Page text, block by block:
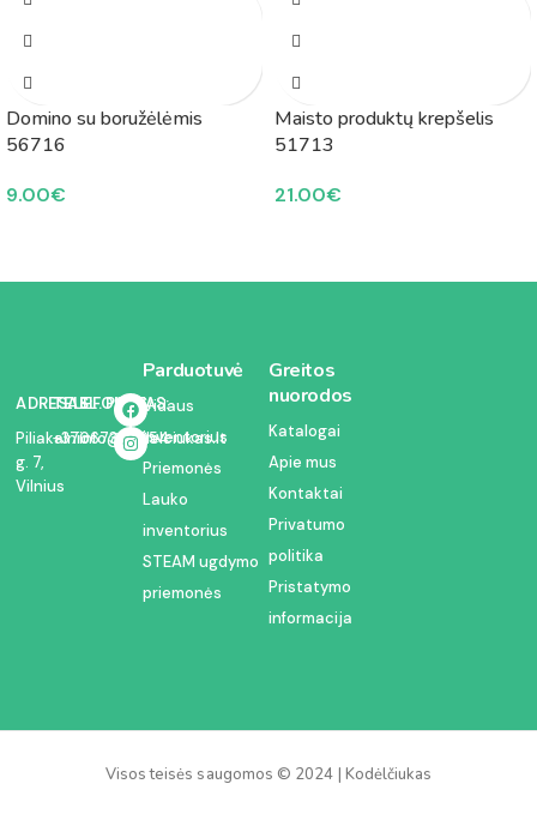
Domino su boružėlėmis
56716
9.00€
Maisto produktų krepšelis
51713
21.00€
ADRESAS:
Piliakalnio
g. 7,
Vilnius
TELEFONAS:
+37067350054
EL. PAŠTAS:
info@kodelciukas.lt
Parduotuvė
Vidaus
inventorius
Priemonės
Lauko
inventorius
STEAM ugdymo
priemonės
Greitos
nuorodos
Katalogai
Apie mus
Kontaktai
Privatumo
politika
Pristatymo
informacija
Visos teisės saugomos © 2024 | Kodėlčiukas